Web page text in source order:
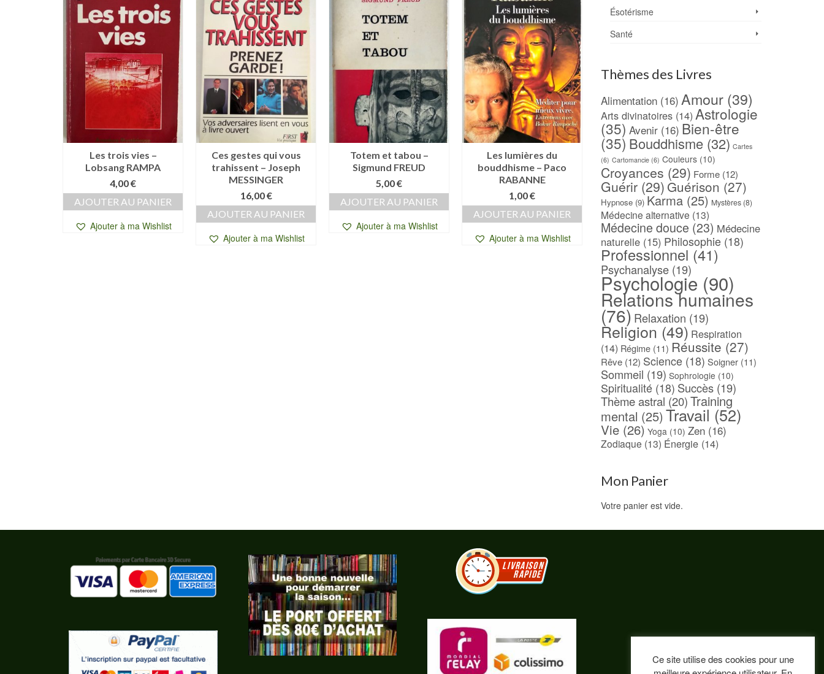
Les trois vies –
Lobsang RAMPA
4,00€
AJOUTER AU PANIER
Ajouter à ma Wishlist
Ces gestes qui vous
trahissent – Joseph
MESSINGER
16,00€
AJOUTER AU PANIER
Ajouter à ma Wishlist
Totem et tabou –
Sigmund FREUD
5,00€
AJOUTER AU PANIER
Ajouter à ma Wishlist
Les lumières du
bouddhisme – Paco
RABANNE
1,00€
AJOUTER AU PANIER
Ajouter à ma Wishlist
Le courage d’être soi –
Jacques SALOMÉ
1,00€
AJOUTER AU PANIER
Ajouter à ma Wishlist
AJOUTER AU
Ajouter à ma
Ésotérisme
Santé
Thèmes des Livres
Alimentation(16) Amour(39)
Arts divinatoires(14) Astrologie
(35) Avenir(16) Bien-être
(35) Bouddhisme(32) Cartes
(6) Cartomancie(6) Couleurs(10)
Croyances (29) Forme(12)
Guérir(29) Guérison (27)
Hypnose(9) Karma(25) Mystères(8)
Médecine alternative (13)
Médecine douce (23) Médecine
naturelle(15) Philosophie (18)
Professionnel (41)
Psychanalyse(19)
Psychologie (90)
Relations humaines
(76) Relaxation (19)
Religion (49) Respiration
(14) Régime(11) Réussite (27)
Rêve(12) Science (18) Soigner(11)
Sommeil (19) Sophrologie (10)
Spiritualité (18) Succès(19)
Thème astral (20)Training
mental (25) Travail (52)
Vie(26) Yoga (10) Zen(16)
Zodiaque (13) Énergie(14)
Mon Panier
Votre panier est vide.
Ce site utilise des cookies pour une